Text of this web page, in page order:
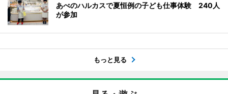
あべのハルカスで夏恒例の子ども仕事体験 240人
が参加
もっと見る